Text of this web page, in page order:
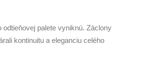
palete vyniknú. Záclony
kontinuitu a eleganciu celého